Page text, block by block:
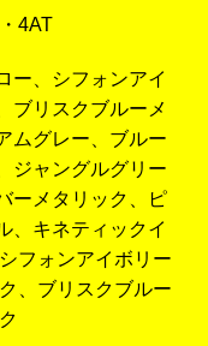
4AT
ー、シフォンアイ
ブリスクブルーメ
ムグレー、ブルー
ジャングルグリー
ーメタリック、ピ
、キネティックイ
フォンアイボリー
、ブリスクブルー